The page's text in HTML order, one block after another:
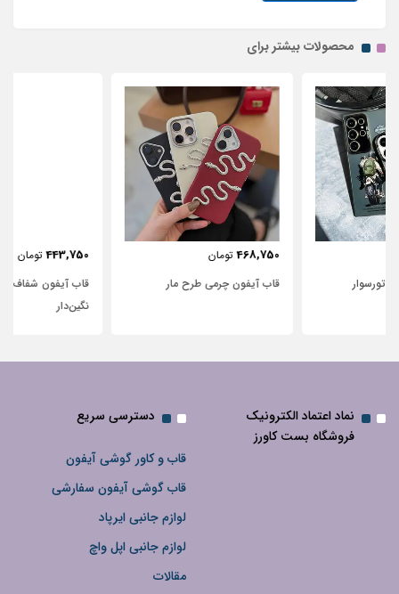
محصولات بیشتر برای
قاب آیفون چرمی طرح مار
قاب آیفون شفاف با پاپیون سفید و
نماد اعتماد الکترونیک
فروشگاه بست کاورز
دسترسی سریع
قاب و کاور گوشی آیفون
قاب گوشی آیفون سفارشی
لوازم جانبی ایرپاد
لوازم جانبی اپل واچ
مقالات